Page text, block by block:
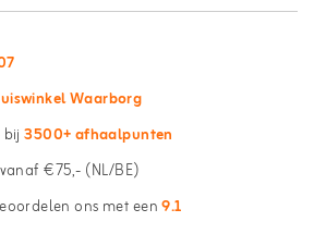
Waarborg
bij3500+ afhaalpunten
€75,- (NL/BE)
ons met een9.1